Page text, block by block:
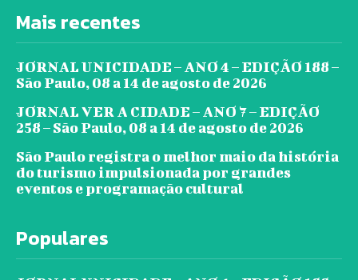
Mais recentes
JORNAL UNICIDADE – ANO 4 – EDIÇÃO 188 –
São Paulo, 08 a 14 de agosto de 2026
JORNAL VER A CIDADE – ANO 7 – EDIÇÃO
258 – São Paulo, 08 a 14 de agosto de 2026
São Paulo registra o melhor maio da história
do turismo impulsionada por grandes
eventos e programação cultural
Populares